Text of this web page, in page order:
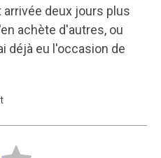
deux jours plus
achète d'autres, ou
déjà eu l'occasion de